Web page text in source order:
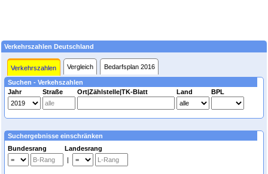
Verkehrszahlen Deutschland
Verkehrszahlen Vergleich Bedarfsplan 2016
Suchen - Verkehszahlen
Jahr
Straße Ort|Zählstelle|TK-Blatt Land BPL
Suchergebnisse einschränken
Bundesrang Landesrang
|